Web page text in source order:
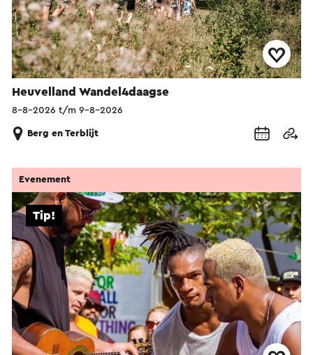
Heuvelland Wandel4daagse
8-8-2026 t/m 9-8-2026
Berg en Terblijt
Tip!
Evenement